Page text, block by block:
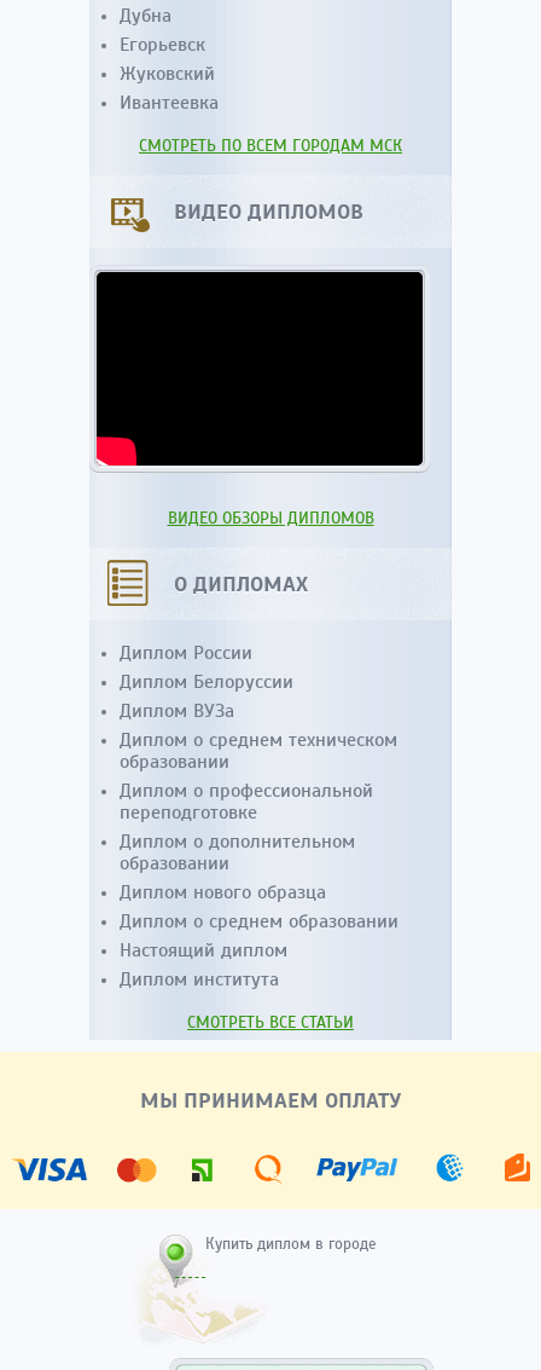
Дубна
Егорьевск
Жуковский
Ивантеевка
СМОТРЕТЬ ПО ВСЕМ ГОРОДАМ МСК
ВИДЕО ДИПЛОМОВ
ВИДЕО ОБЗОРЫ ДИПЛОМОВ
О ДИПЛОМАХ
Диплом России
Диплом Белоруссии
Диплом ВУЗа
Диплом о среднем техническом
образовании
Диплом о профессиональной
переподготовке
Диплом о дополнительном
образовании
Диплом нового образца
Диплом о среднем образовании
Настоящий диплом
Диплом института
СМОТРЕТЬ ВСЕ СТАТЬИ
МЫ ПРИНИМАЕМ ОПЛАТУ
Купить диплом в городе